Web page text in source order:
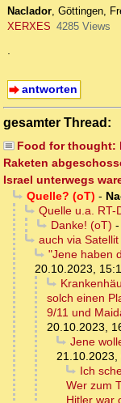
Naclador, Göttingen,
XERXES 4285 Views
.
antworten
gesamter Thread:
Food for thought:
Raketen
Israel unterwegs
Quelle? (oT) -
Quelle u.a. RT-
Danke! (oT) -
auch via
"Jene haben
20.10.2023,
solch einen
9/11 und
20.10.2023,
Jene
21.10.2023,
Ich
Wer zum
Hitler war